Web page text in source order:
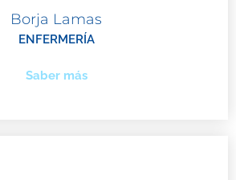
Borja Lamas
ENFERMERÍA
Saber más